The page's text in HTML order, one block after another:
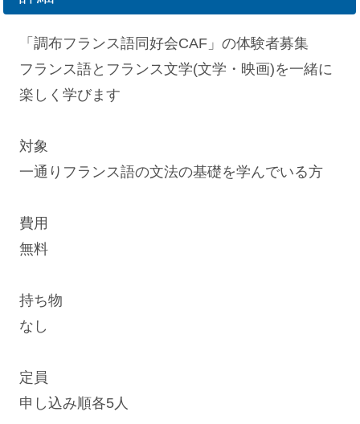
「調布フランス語同好会CAF」の体験者募集
フランス語とフランス文学(文学・映画)を一緒に
楽しく学びます
対象
一通りフランス語の文法の基礎を学んでいる方
費用
無料
持ち物
なし
定員
申し込み順各5人